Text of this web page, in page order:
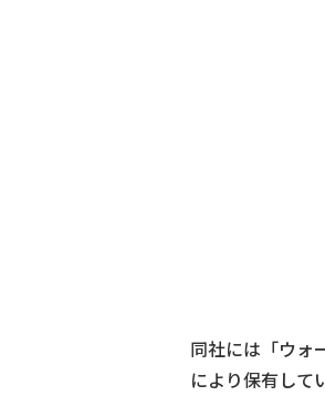
同社には「ウォ
により保有して